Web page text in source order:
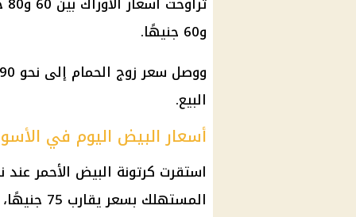
و60 جنيهًا.
البيع.
أسعار البيض اليوم في
استقرت كرتونة البيض
المستهلك بسعر يقارب 75 جنيهًا، مقارنة بمستويات سابقة بلغت نحو 140 جنيهًا.